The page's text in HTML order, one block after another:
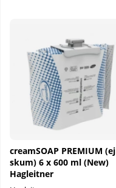
creamSOAP PREMIUM (ej
skum) 6 x 600 ml (New)
Hagleitner